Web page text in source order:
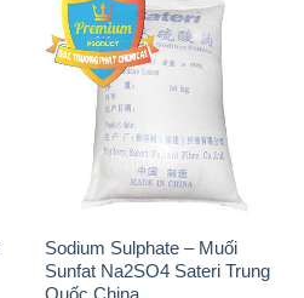
Sodium Sulphate – Muối
Sunfat Na2SO4 Sateri Trung
Quốc China